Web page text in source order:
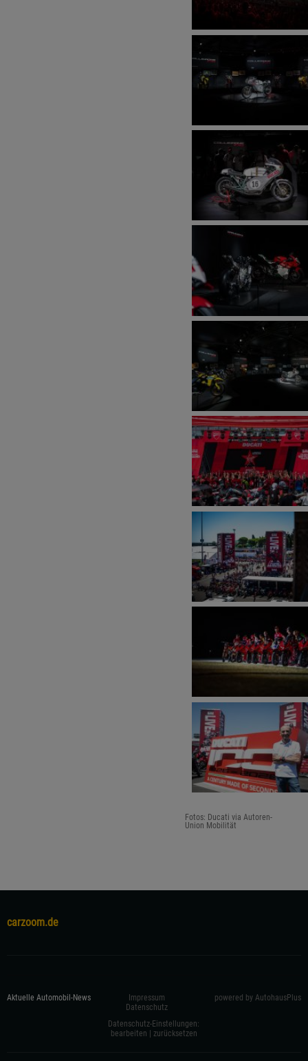
Fotos: Ducati via Autoren-
Union Mobilität
carzoom.de
Aktuelle Automobil-News
Impressum
Datenschutz
Datenschutz-Einstellungen:
bearbeiten
zurücksetzen
powered by AutohausPlus